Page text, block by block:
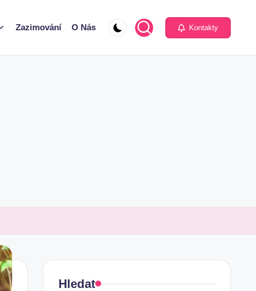
Zazimování O Nás Kontakty
Hledat